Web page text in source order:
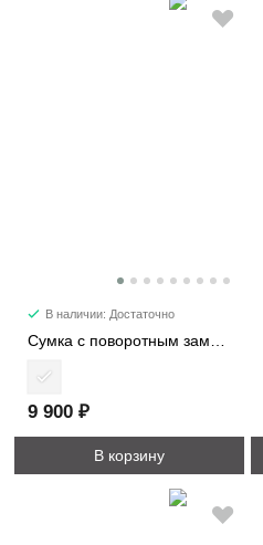
В наличии: Достаточно
9 900 ₽
В корзину